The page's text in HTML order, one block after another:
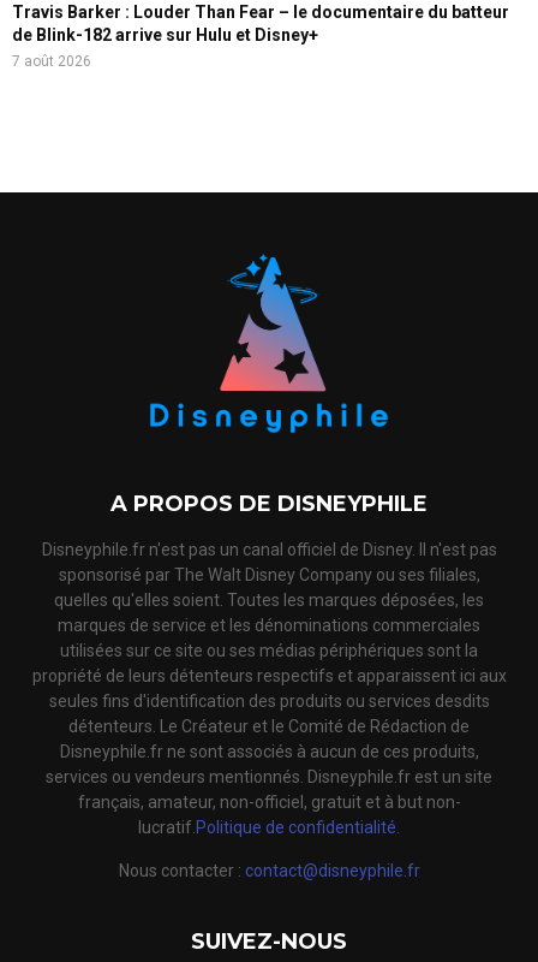
Travis Barker : Louder Than Fear – le documentaire du batteur
de Blink-182 arrive sur Hulu et Disney+
7 août 2026
A PROPOS DE DISNEYPHILE
Disneyphile.fr n'est pas un canal officiel de Disney. Il n'est pas
sponsorisé par The Walt Disney Company ou ses filiales,
quelles qu'elles soient. Toutes les marques déposées, les
marques de service et les dénominations commerciales
utilisées sur ce site ou ses médias périphériques sont la
propriété de leurs détenteurs respectifs et apparaissent ici aux
seules fins d'identification des produits ou services desdits
détenteurs. Le Créateur et le Comité de Rédaction de
Disneyphile.fr ne sont associés à aucun de ces produits,
services ou vendeurs mentionnés. Disneyphile.fr est un site
français, amateur, non-officiel, gratuit et à but non-
lucratif. Politique de confidentialité.
Nous contacter : contact@disneyphile.fr
SUIVEZ-NOUS